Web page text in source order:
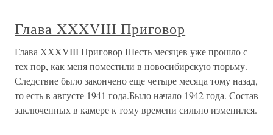
Глава XXXVIII Приговор
Глава XXXVIII Приговор Шесть месяцев уже прошло с
тех пор, как меня поместили в новосибирскую тюрьму.
Следствие было закончено еще четыре месяца тому назад,
то есть в августе 1941 года.Было начало 1942 года. Состав
заключенных в камере к тому времени сильно изменился.